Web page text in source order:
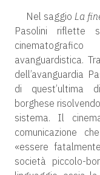
Nel saggioLa
Pasolini riflette
avanguardistica.
dell’avanguardia
di quest’ultima
borghese
sistema. Il
comunicazione
«essere
società piccolo-